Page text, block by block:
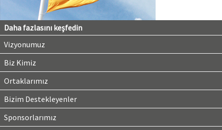
Daha fazlasını keşfedin
Vizyonumuz
Biz Kimiz
Ortaklarımız
Bizim Destekleyenler
Sponsorlarımız